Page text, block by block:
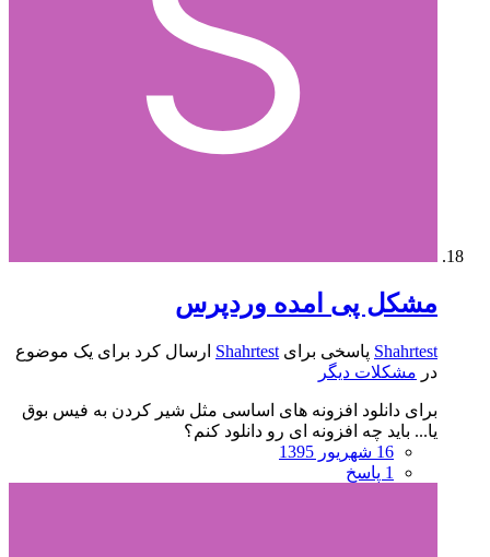
مشکل پی امده وردپرس
Shahrtest پاسخی برای Shahrtest ارسال کرد برای یک موضوع
در مشکلات دیگر
برای دانلود افزونه های اساسی مثل شیر کردن به فیس بوق
یا... باید چه افزونه ای رو دانلود کنم؟
16 شهریور 1395
1 پاسخ